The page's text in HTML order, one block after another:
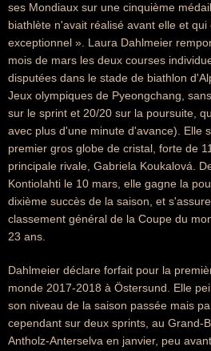
ses Mondiaux sur une cinquième
biathlète n'avait réalisé avant elle et
exceptionnel ». Laura Dahlmeier
mois de mars les deux courses
disputées dans le stade de biathlon
Jeux olympiques de Pyeongchang,
sur le sprint et 20/20 sur la poursuite,
avec plus d'une minute d'avance). Elle
premier gros globe de cristal, forte de
principale rivale, Gabriela Koukalová.
Kontiolahti le 10 mars, elle gagne la
dixième succès de la saison, et
classement général de la Coupe du
23 ans.
Dahlmeier déclare forfait pour la
monde 2017-2018 à Östersund. Elle
son niveau de la saison passée mais
cependant sur deux sprints, au Grand-
Antholz-Anterselva en janvier, peu